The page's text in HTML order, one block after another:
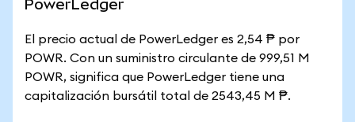
PowerLedger
El precio actual de PowerLedger es 2,54 ₱ por
POWR. Con un suministro circulante de 999,51 M
POWR, significa que PowerLedger tiene una
capitalización bursátil total de 2543,45 M ₱.